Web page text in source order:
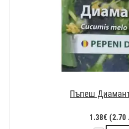
Пъпеш
1.38€ (2.70